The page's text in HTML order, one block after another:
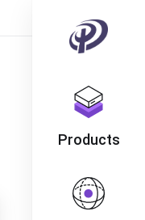
Products